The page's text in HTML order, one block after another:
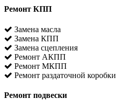
Ремонт КПП
Замена масла
Замена КПП
Замена сцепления
Ремонт АКПП
Ремонт МКПП
Ремонт раздаточной коробки
Ремонт подвески